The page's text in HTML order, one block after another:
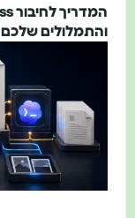
והתמלולים שלכם